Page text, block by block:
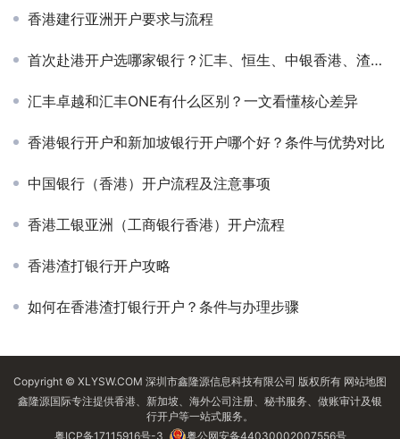
香港建行亚洲开户要求与流程
首次赴港开户选哪家银行？汇丰、恒生、中银香港、渣打、星展开户流程与费用全面对比
汇丰卓越和汇丰ONE有什么区别？一文看懂核心差异
香港银行开户和新加坡银行开户哪个好？条件与优势对比
中国银行（香港）开户流程及注意事项
香港工银亚洲（工商银行香港）开户流程
香港渣打银行开户攻略
如何在香港渣打银行开户？条件与办理步骤
Copyright © XLYSW.COM 深圳市鑫隆源信息科技有限公司 版权所有 网站地图
鑫隆源国际专注提供香港、新加坡、海外公司注册、秘书服务、做账审计及银
行开户等一站式服务。
粤ICP备17115916号-3
粤公网安备44030002007556号